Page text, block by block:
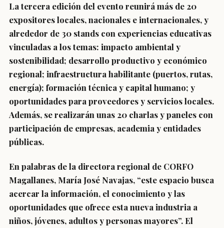
La tercera edición del evento reunirá más de 20
expositores locales, nacionales e internacionales, y
alrededor de 30 stands con experiencias educativas
vinculadas a los temas: impacto ambiental y
sostenibilidad; desarrollo productivo y económico
regional; infraestructura habilitante (puertos, rutas,
energía); formación técnica y capital humano; y
oportunidades para proveedores y servicios locales.
Además, se realizarán unas 20 charlas y paneles con
participación de empresas, academia y entidades
públicas.
En palabras de la directora regional de CORFO
Magallanes, María José Navajas, “este espacio busca
acercar la información, el conocimiento y las
oportunidades que ofrece esta nueva industria a
niños, jóvenes, adultos y personas mayores”. El